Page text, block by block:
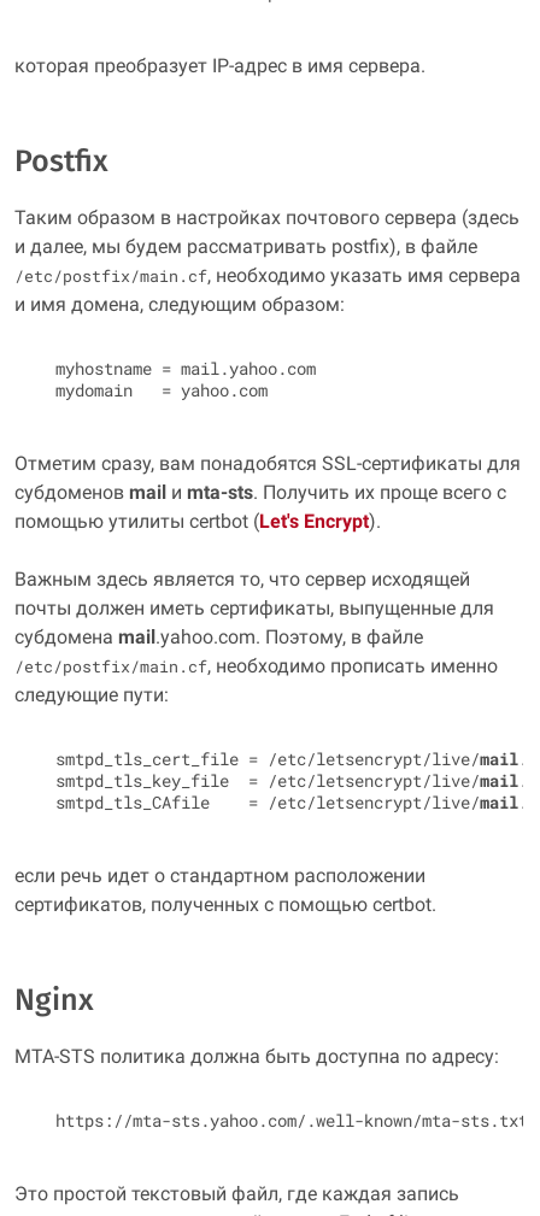
которая преобразует IP-адрес в имя сервера.
Postfix
Таким образом в настройках почтового сервера (здесь
и далее, мы будем рассматривать postfix), в файле
/etc/postfix/main.cf, необходимо указать имя сервера
и имя домена, следующим образом:
  myhostname = mail.yahoo.com
  mydomain   = yahoo.com
Отметим сразу, вам понадобятся SSL-сертификаты для
субдоменов mail и mta-sts. Получить их проще всего с
помощью утилиты certbot (Let's Encrypt).
Важным здесь является то, что сервер исходящей
почты должен иметь сертификаты, выпущенные для
субдомена mail.yahoo.com. Поэтому, в файле
/etc/postfix/main.cf, необходимо прописать именно
следующие пути:
  smtpd_tls_cert_file = /etc/letsencrypt/live/
mail
  smtpd_tls_key_file  = /etc/letsencrypt/live/
mail
  smtpd_tls_CAfile    = /etc/letsencrypt/live/
mail
если речь идет о стандартном расположении
сертификатов, полученных с помощью certbot.
Nginx
MTA-STS политика должна быть доступна по адресу:
Это простой текстовый файл, где каждая запись